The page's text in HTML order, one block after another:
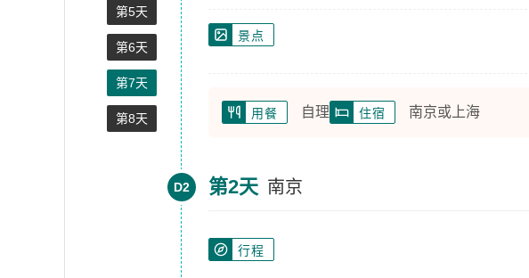
第5天
第6天
第7天
第8天
景点
用餐 自理 住宿 南京或上海
D2 第2天 南京
行程